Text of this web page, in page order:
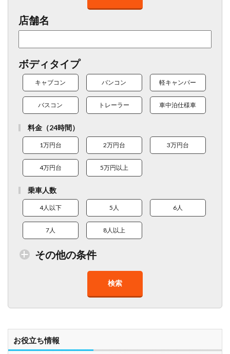
店舗名
ボディタイプ
キャブコン バンコン 軽キャンパー
バスコン トレーラー 車中泊仕様車
料金（24時間）
1万円台 2万円台 3万円台
4万円台 5万円以上
乗車人数
4人以下 5人 6人
7人 8人以上
その他の条件
車椅子対応
検索
お役立ち情報